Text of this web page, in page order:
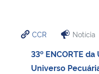
Ministério da Cidadania
CCR Notícia
33º ENCORTE
Universo